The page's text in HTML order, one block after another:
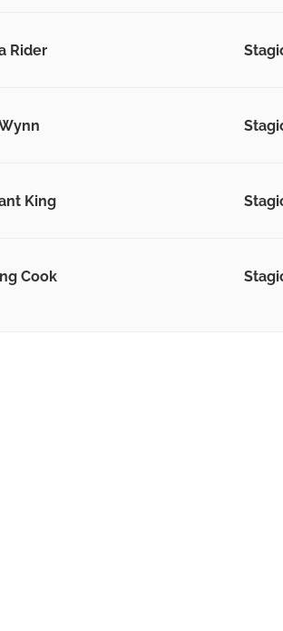
Rider
King
Cook